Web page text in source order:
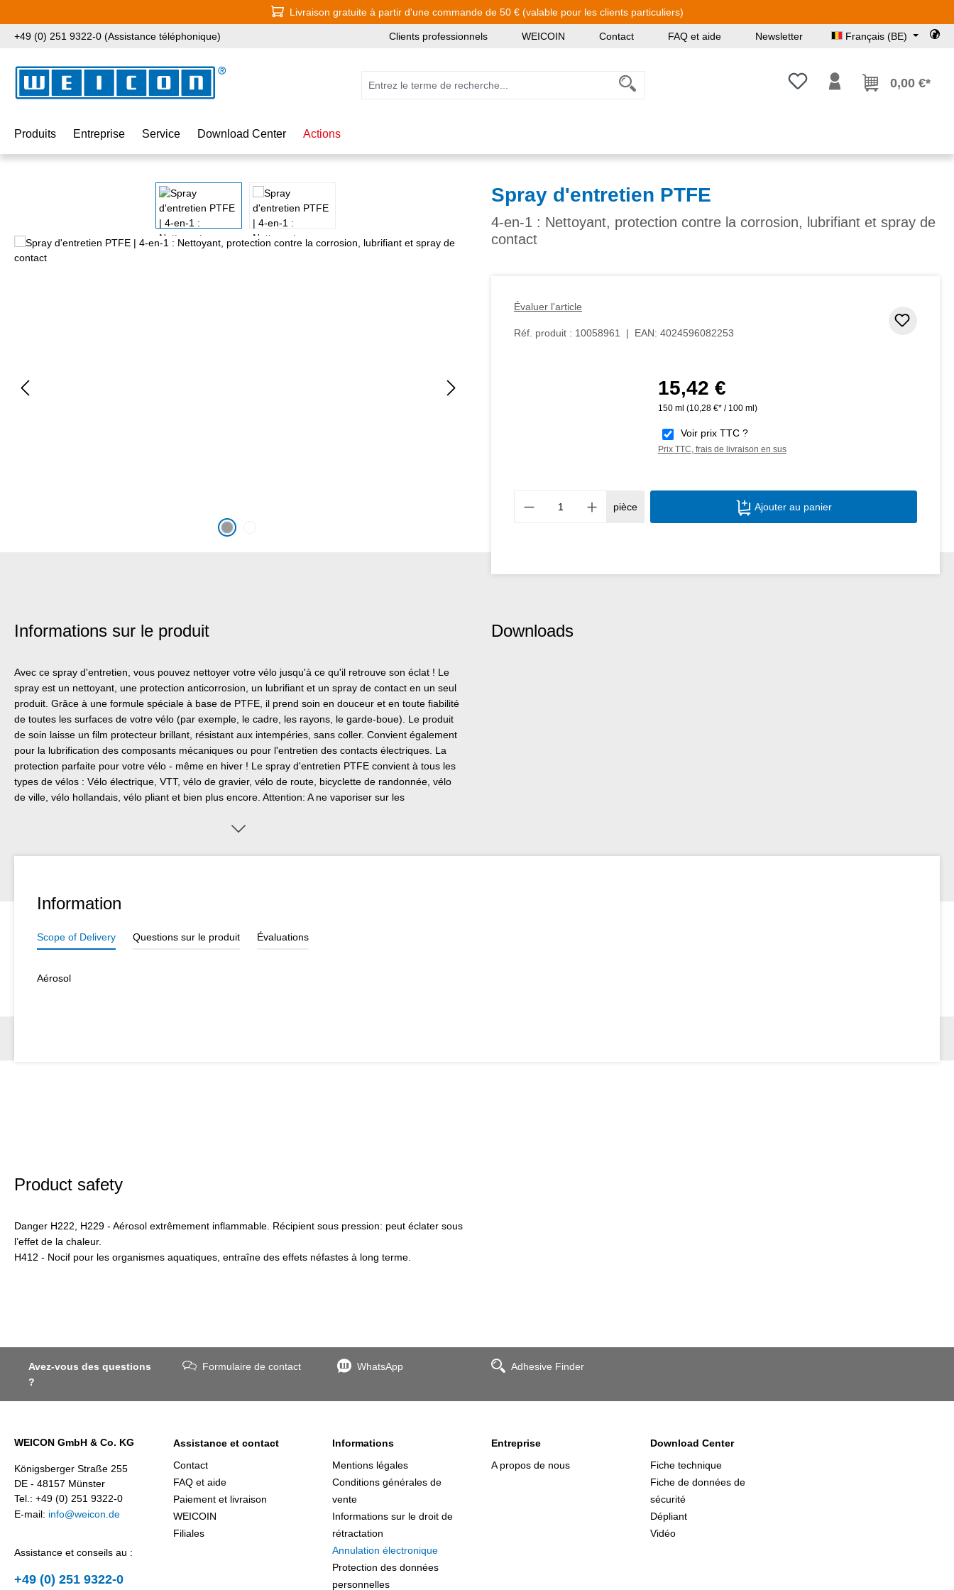
Livraison gratuite à partir d'une commande de 50 € (valable pour les clients particuliers)
+49 (0) 251 9322-0 (Assistance téléphonique) Clients professionnels WEICOIN Contact FAQ et aide Newsletter Français (BE)
Vous avez 0 articles dans votre
0,00 €*
Produits Entreprise Service Download Center Actions
Spray d'entretien PTFE
4-en-1 : Nettoyant, protection contre la corrosion, lubrifiant et spray de
contact
Évaluer l'article
Réf. produit : 10058961 | EAN: 4024596082253
Prix régulier :
15,42 €
150 ml (10,28 €* / 100 ml)
Voir prix TTC ?
Prix TTC, frais de livraison en sus
Quantité de produit : Entrez la quantité
pièce Ajouter au panier
Informations sur le produit
Avec ce spray d'entretien, vous pouvez nettoyer votre vélo jusqu'à ce qu'il retrouve son éclat ! Le
spray est un nettoyant, une protection anticorrosion, un lubrifiant et un spray de contact en un seul
produit. Grâce à une formule spéciale à base de PTFE, il prend soin en douceur et en toute fiabilité
de toutes les surfaces de votre vélo (par exemple, le cadre, les rayons, le garde-boue). Le produit
de soin laisse un film protecteur brillant, résistant aux intempéries, sans coller. Convient également
pour la lubrification des composants mécaniques ou pour l'entretien des contacts électriques. La
protection parfaite pour votre vélo - même en hiver ! Le spray d'entretien PTFE convient à tous les
types de vélos : Vélo électrique, VTT, vélo de gravier, vélo de route, bicyclette de randonnée, vélo
de ville, vélo hollandais, vélo pliant et bien plus encore. Attention: A ne vaporiser sur les
Downloads
Information
Scope of Delivery Questions sur le produit Évaluations
Aérosol
Product safety
Danger H222, H229 - Aérosol extrêmement inflammable. Récipient sous pression: peut éclater sous
l’effet de la chaleur.
H412 - Nocif pour les organismes aquatiques, entraîne des effets néfastes à long terme.
Avez-vous des questions
?
Formulaire de contact WhatsApp Adhesive Finder
WEICON GmbH & Co. KG
Königsberger Straße 255
DE - 48157 Münster
Tel.: +49 (0) 251 9322-0
E-mail: info@weicon.de
Assistance et conseils au :
+49 (0) 251 9322-0
Assistance et contact
Contact
FAQ et aide
Paiement et livraison
WEICOIN
Filiales
Informations
Mentions légales
Conditions générales de
vente
Informations sur le droit de
rétractation
Annulation électronique
Protection des données
personnelles
Entreprise
A propos de nous
Download Center
Fiche technique
Fiche de données de
sécurité
Dépliant
Vidéo